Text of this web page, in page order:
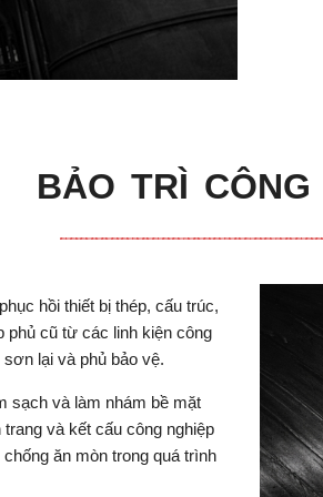
BẢO TRÌ CÔNG
hồi thiết bị thép, cấu trúc,
phủ cũ từ các linh kiện công
lại và phủ bảo vệ.
sạch và làm nhám bề mặt
và kết cấu công nghiệp
ăn mòn trong quá trình